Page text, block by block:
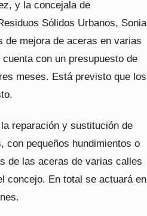
y la concejala de
Sólidos Urbanos, Sonia
de mejora de aceras en varias
con un presupuesto de
meses. Está previsto que los
reparación y sustitución de
con pequeños hundimientos o
de las aceras de varias calles
concejo. En total se actuará en